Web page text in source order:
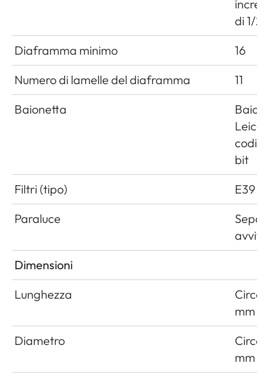
di 1/2
Diaframma minimo
16
Numero di lamelle del diaframma
11
Baionetta
Leica
bit
Filtri (tipo)
E39
Paraluce
Dimensioni
Lunghezza
Circa
mm
Diametro
Circa
mm